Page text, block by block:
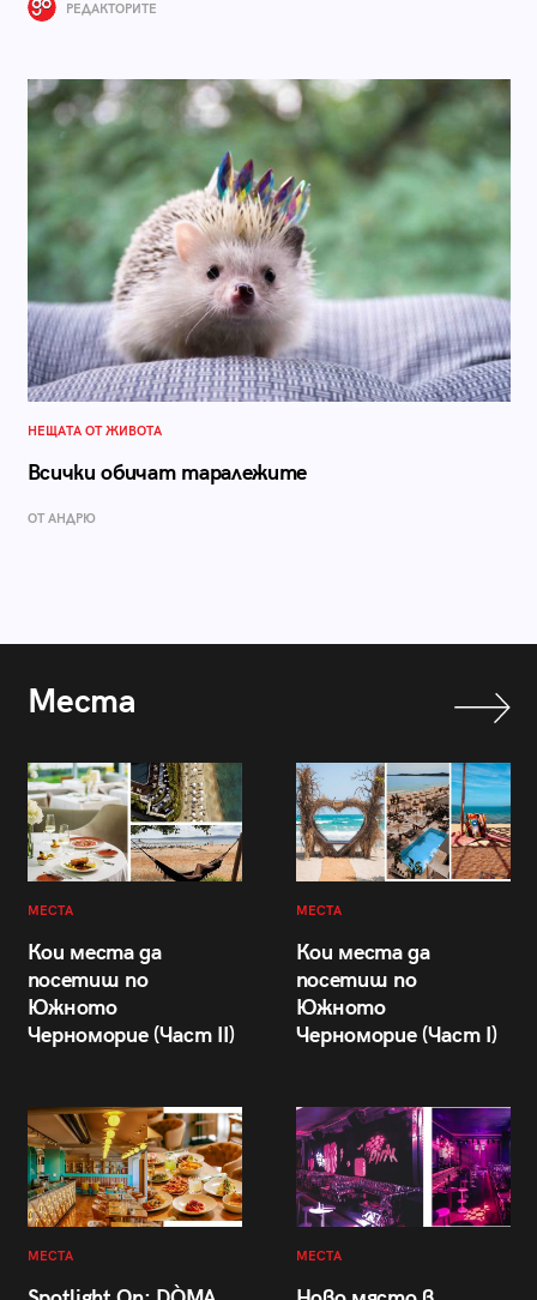
РЕДАКТОРИТЕ
НЕЩАТА ОТ ЖИВОТА
Всички обичат таралежите
ОТ АНДРЮ
Места
МЕСТА
Кои места да
посетиш по
Южното
Черноморие (Част II)
МЕСТА
Кои места да
посетиш по
Южното
Черноморие (Част I)
МЕСТА МЕСТА